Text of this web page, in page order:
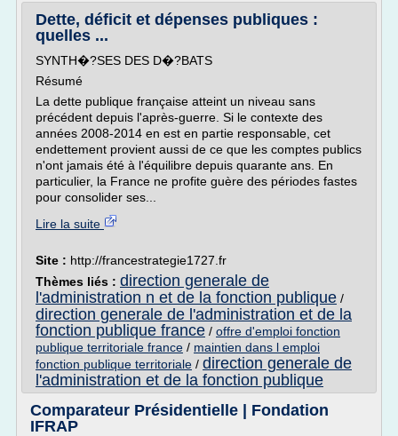
Dette, déficit et dépenses publiques :
quelles ...
SYNTH�?SES DES D�?BATS
Résumé
La dette publique française atteint un niveau sans
précédent depuis l'après-guerre. Si le contexte des
années 2008-2014 en est en partie responsable, cet
endettement provient aussi de ce que les comptes publics
n'ont jamais été à l'équilibre depuis quarante ans. En
particulier, la France ne profite guère des périodes fastes
pour consolider ses...
Lire la suite
Site : http://francestrategie1727.fr
Thèmes liés : direction generale de
l'administration n et de la fonction publique /
direction generale de l'administration et de la
fonction publique france / offre d'emploi fonction
publique territoriale france / maintien dans l emploi
fonction publique territoriale / direction generale de
l'administration et de la fonction publique
Comparateur Présidentielle | Fondation
IFRAP